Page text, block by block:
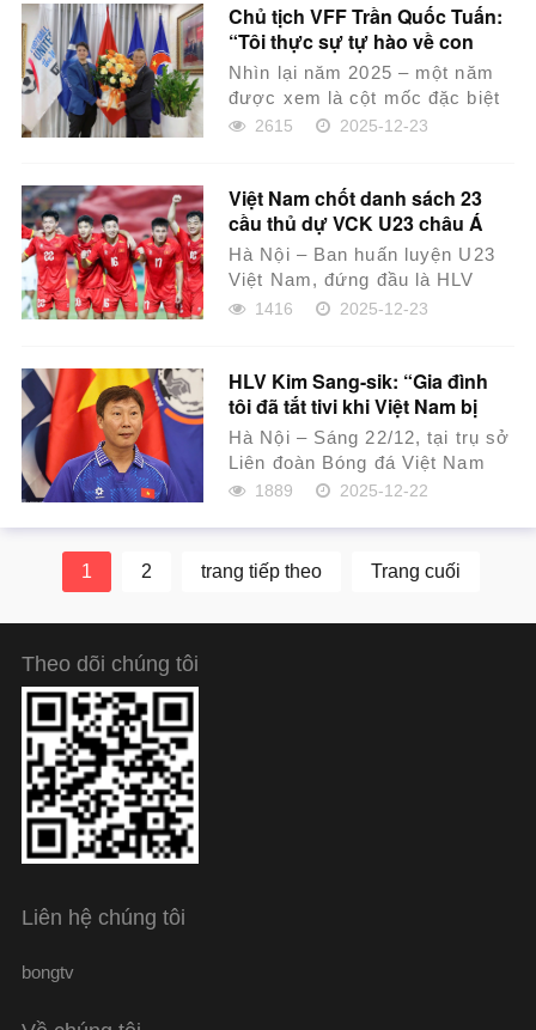
Chủ tịch VFF Trần Quốc Tuấn:
“Tôi thực sự tự hào về con
đường bóng đá Việt Nam đang
đi”
Nhìn lại năm 2025 – một năm
được xem là cột mốc đặc biệt
của bóng đá Việt Nam – Chủ
2615 2025-12-23
Việt Nam chốt danh sách 23
cầu thủ dự VCK U23 châu Á
2026
Hà Nội – Ban huấn luyện U23
Việt Nam, đứng đầu là HLV
Kim Sang-sik, đã hoàn thiện
1416 2025-12-23
HLV Kim Sang-sik: “Gia đình
tôi đã tắt tivi khi Việt Nam bị
dẫn 0-2”
Hà Nội – Sáng 22/12, tại trụ sở
Liên đoàn Bóng đá Việt Nam
(VFF) ở Mỹ Đình, HLV
1889 2025-12-22
1 2 trang tiếp theo Trang cuối
Theo dõi chúng tôi
Liên hệ chúng tôi
bongtv